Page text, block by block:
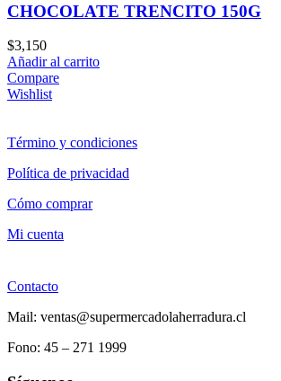
CHOCOLATE TRENCITO 150G
$3,150
Añadir al carrito
Compare
Wishlist
Término y condiciones
Política de privacidad
Cómo comprar
Mi cuenta
Contacto
Mail: ventas@supermercadolaherradura.cl
Fono: 45 – 271 1999